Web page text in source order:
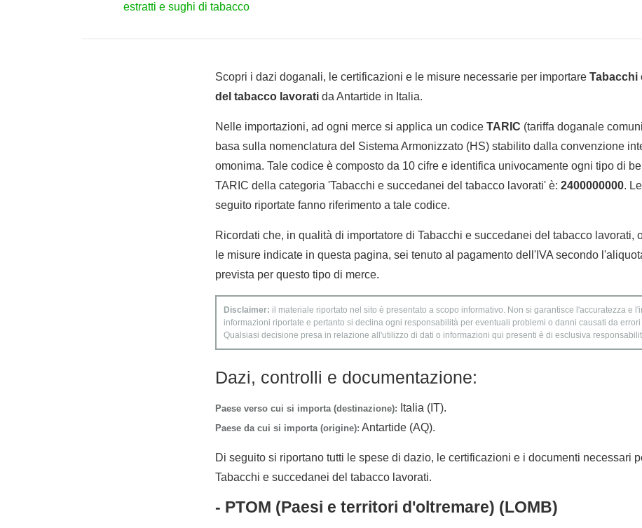
estratti e sughi di tabacco
Scopri i dazi doganali, le certificazioni e le misure necessarie per importare Tabacchi
del tabacco lavorati da Antartide in Italia.
Nelle importazioni, ad ogni merce si applica un codice TARIC (tariffa doganale
basa sulla nomenclatura del Sistema Armonizzato (HS) stabilito dalla convenzione
omonima. Tale codice è composto da 10 cifre e identifica univocamente ogni tipo di
TARIC della categoria 'Tabacchi e succedanei del tabacco lavorati' è: 2400000000.
seguito riportate fanno riferimento a tale codice.
Ricordati che, in qualità di importatore di Tabacchi e succedanei del tabacco lavorati,
le misure indicate in questa pagina, sei tenuto al pagamento dell'IVA secondo
prevista per questo tipo di merce.
Disclaimer: il materiale riportato nel sito è presentato a scopo informativo. Non si garantisce l'accuratezza e
informazioni riportate e pertanto si declina ogni responsabilità per eventuali problemi o danni causati da
Qualsiasi decisione presa in relazione all'utilizzo di dati o informazioni qui presenti è di esclusiva
Dazi, controlli e documentazione:
Paese verso cui si importa (destinazione): Italia (IT).
Paese da cui si importa (origine): Antartide (AQ).
Di seguito si riportano tutti le spese di dazio, le certificazioni e i documenti necessari
Tabacchi e succedanei del tabacco lavorati.
- PTOM (Paesi e territori d'oltremare) (LOMB)